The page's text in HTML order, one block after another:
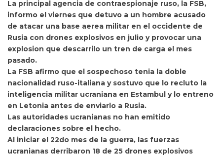
La principal agencia de contraespionaje ruso, la FSB,
informo el viernes que detuvo a un hombre acusado
de atacar una base aerea militar en el occidente de
Rusia con drones explosivos en julio y provocar una
explosion que descarrilo un tren de carga el mes
pasado.
La FSB afirmo que el sospechoso tenia la doble
nacionalidad ruso-italiana y sostuvo que lo recluto la
inteligencia militar ucraniana en Estambul y lo entreno
en Letonia antes de enviarlo a Rusia.
Las autoridades ucranianas no han emitido
declaraciones sobre el hecho.
Al iniciar el 22do mes de la guerra, las fuerzas
ucranianas derribaron 18 de 25 drones explosivos